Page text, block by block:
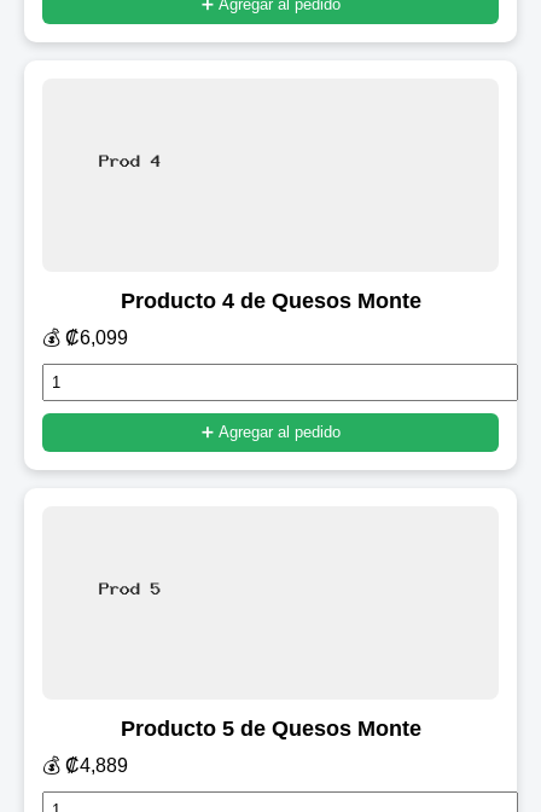
➕ Agregar al pedido
Producto 4 de Quesos Monte
💰 ₡6,099
➕ Agregar al pedido
Producto 5 de Quesos Monte
💰 ₡4,889